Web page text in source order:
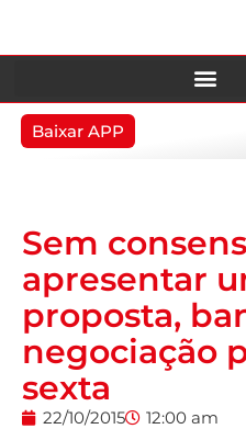
Baixar APP
Sem
apresentar
proposta,
negociação
sexta
22/10/2015 12:00 am